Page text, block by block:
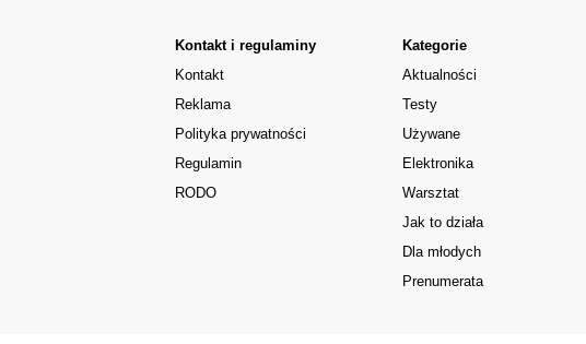
Kontakt i regulaminy
Kontakt
Reklama
Polityka prywatności
Regulamin
RODO
Kategorie
Aktualności
Testy
Używane
Elektronika
Warsztat
Jak to działa
Dla młodych
Prenumerata